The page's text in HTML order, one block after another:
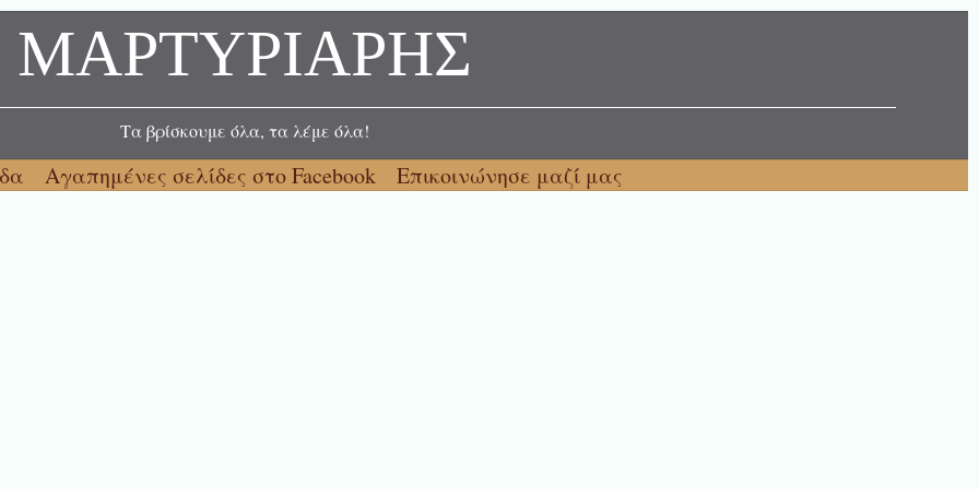
ΜΑΡΤΥΡΙΑΡΗΣ
Τα βρίσκουμε όλα, τα λέμε όλα!
Αγαπημένες σελίδες στο Facebook Επικοινώνησε μαζί μας